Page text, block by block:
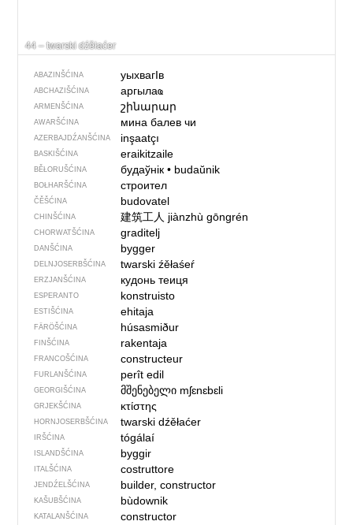
44 – twarski dźěłaćer
ABAZINŠĆINA уыхвагIв
ABCHAZIŠĆINA аргылаҩ
ARMENŠĆINA շինարար
AWARŠĆINA мина балев чи
AZERBAJDŹANŠĆINA inşaatçı
BASKIŠĆINA eraikitzaile
BĚŁORUŠĆINA будаўнік• budaŭnik
BOŁHARŠĆINA строител
ČĚŠĆINA budovatel
CHINŠĆINA 建筑工人 jiànzhù gōngrén
CHORWATŠĆINA graditelj
DANŠĆINA bygger
DELNJOSERBŠĆINA twarski źěłaśeŕ
ERZJANŠĆINA кудонь теиця
ESPERANTO konstruisto
ESTIŠĆINA ehitaja
FÄRÖŠĆINA húsasmiður
FINŠĆINA rakentaja
FRANCOŠĆINA constructeur
FURLANŠĆINA perît edil
GEORGIŠĆINA მშენებელი mʃɛnɛbɛli
GRJEKŠĆINA κτίστης
HORNJOSERBŠĆINA twarski dźěłaćer
IRŠĆINA tógálaí
ISLANDŠĆINA byggir
ITALŠĆINA costruttore
JENDŹELŠĆINA builder, constructor
KAŠUBŠĆINA bùdownik
KATALANŠĆINA constructor